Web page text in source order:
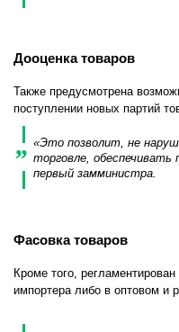
Дооценка товаров
Также предусмотрена
поступлении новых партий
«Это позволит, не
торговле,
первый замминистра.
Фасовка товаров
Кроме того,
импортера либо в оптовом и